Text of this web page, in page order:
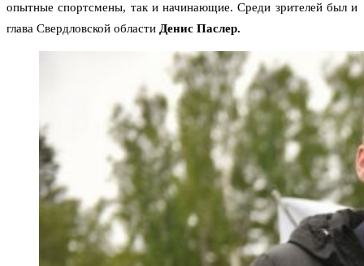
опытные спортсмены, так и начинающие. Среди зрителей был и
глава Свердловской области Денис Паслер.